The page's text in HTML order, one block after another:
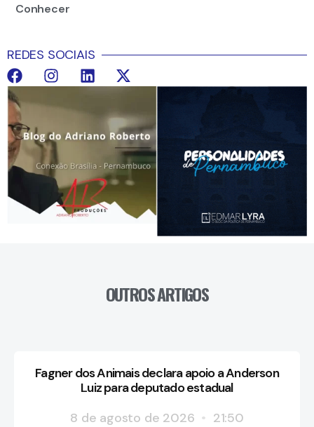
Conhecer
REDES SOCIAIS
OUTROS ARTIGOS
Fagner dos Animais declara apoio a Anderson
Luiz para deputado estadual
8 de agosto de 2026
21:50